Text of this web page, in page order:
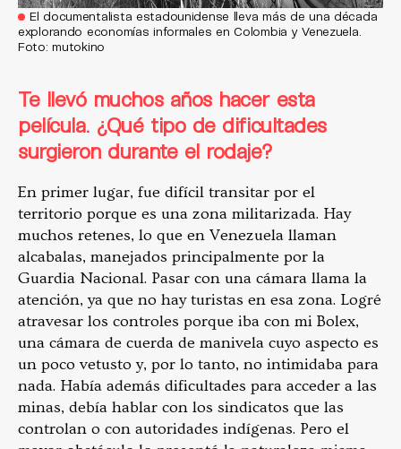
El documentalista estadounidense lleva más de una década
explorando economías informales en Colombia y Venezuela.
Foto: mutokino
Te llevó muchos años hacer esta
película. ¿Qué tipo de dificultades
surgieron durante el rodaje?
En primer lugar, fue difícil transitar por el
territorio porque es una zona militarizada. Hay
muchos retenes, lo que en Venezuela llaman
alcabalas, manejados principalmente por la
Guardia Nacional. Pasar con una cámara llama la
atención, ya que no hay turistas en esa zona. Logré
atravesar los controles porque iba con mi Bolex,
una cámara de cuerda de manivela cuyo aspecto es
un poco vetusto y, por lo tanto, no intimidaba para
nada. Había además dificultades para acceder a las
minas, debía hablar con los sindicatos que las
controlan o con autoridades indígenas. Pero el